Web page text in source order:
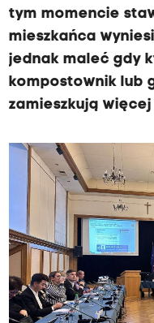
tym momencie
mieszkańca
jednak maleć gdy
kompostownik lub
zamieszkują więcej